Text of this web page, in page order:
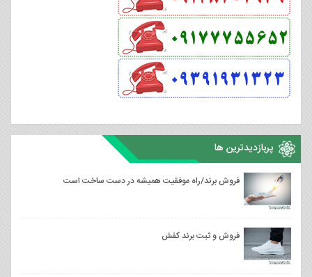
پربازدیدترین ها
فروش برند/راه موفقیت همیشه در دست ساخت است
فروش و ثبت برند کفش